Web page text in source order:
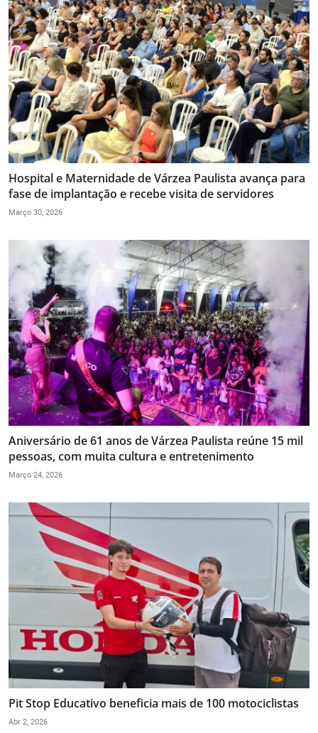
Hospital e Maternidade de Várzea Paulista avança para
fase de implantação e recebe visita de servidores
Março 30, 2026
Aniversário de 61 anos de Várzea Paulista reúne 15 mil
pessoas, com muita cultura e entretenimento
Março 24, 2026
Pit Stop Educativo beneficia mais de 100 motociclistas
Abr 2, 2026